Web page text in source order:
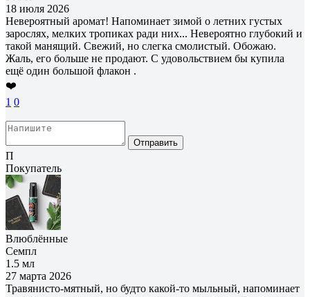
18 июля 2026
Невероятный аромат! Напоминает зимой о летних густых
зарослях, мелких тропиках ради них... Невероятно глубокий и
такой манящий. Свежий, но слегка смолистый. Обожаю.
Жаль, его больше не продают. С удовольствием бы купила
ещё один большой флакон .
❤️
1 0
Отправить
П
Покупатель
Влюблённые
Семпл
1.5 мл
27 марта 2026
Травянисто-мятный, но будто какой-то мыльный, напоминает